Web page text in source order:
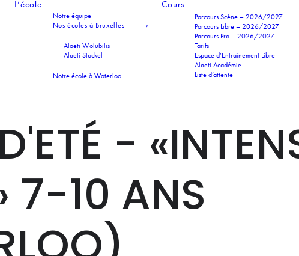
L’école
Notre équipe
Nos écoles à Bruxelles
Alaeti Wolubilis
Alaeti Stockel
Notre école à Waterloo
Cours
Parcours Scène – 2026/2027
Parcours Libre – 2026/2027
Parcours Pro – 2026/2027
Tarifs
Espace d’Entraînement Libre
Alaeti Académie
Liste d’attente
-
7-10 ANS